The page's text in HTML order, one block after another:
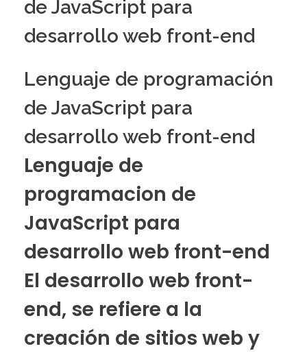
de JavaScript para
desarrollo web front-end
Lenguaje de programación
de JavaScript para
desarrollo web front-end
Lenguaje de
programacion de
JavaScript para
desarrollo web front-end
El desarrollo web front-
end, se refiere a la
creación de sitios web y